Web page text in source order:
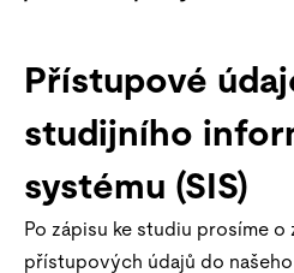
Přístupové
studijního
systému (SIS)
Po zápisu ke studiu prosíme o
přístupových údajů do